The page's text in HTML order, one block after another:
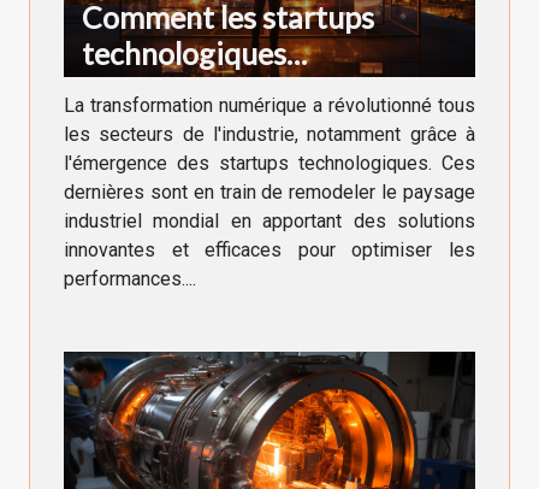
Comment les startups
technologiques
transforment-elles
l'industrie ?
La transformation numérique a révolutionné tous
les secteurs de l'industrie, notamment grâce à
l'émergence des startups technologiques. Ces
dernières sont en train de remodeler le paysage
industriel mondial en apportant des solutions
innovantes et efficaces pour optimiser les
performances....